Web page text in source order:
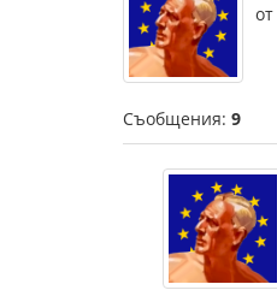
от
Съобщения: 9